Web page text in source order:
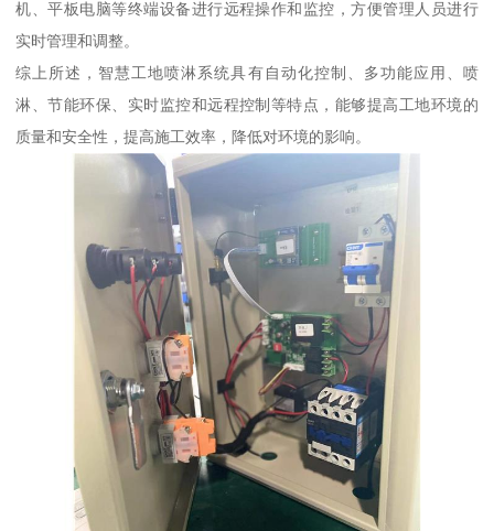
机、平板电脑等终端设备进行远程操作和监控，方便管理人员进行
实时管理和调整。
综上所述，智慧工地喷淋系统具有自动化控制、多功能应用、喷
淋、节能环保、实时监控和远程控制等特点，能够提高工地环境的
质量和安全性，提高施工效率，降低对环境的影响。